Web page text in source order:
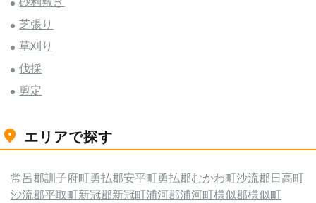
芝張り
草刈り
伐採
剪定
エリアで探す
常呂郡訓子府町勇払郡安平町勇払郡むかわ町沙流郡日高町
沙流郡平取町新冠郡新冠町浦河郡浦河町様似郡様似町